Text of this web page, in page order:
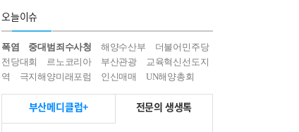
오늘이슈
폭염 중대범죄수사청 해양수산부
더불어민주당
전당대회
르노코리아 부산관광
교육혁신선도지
역
극지해양미래포럼 인신매매 UN해양총회
부산메디클럽+ 전문의 생생톡